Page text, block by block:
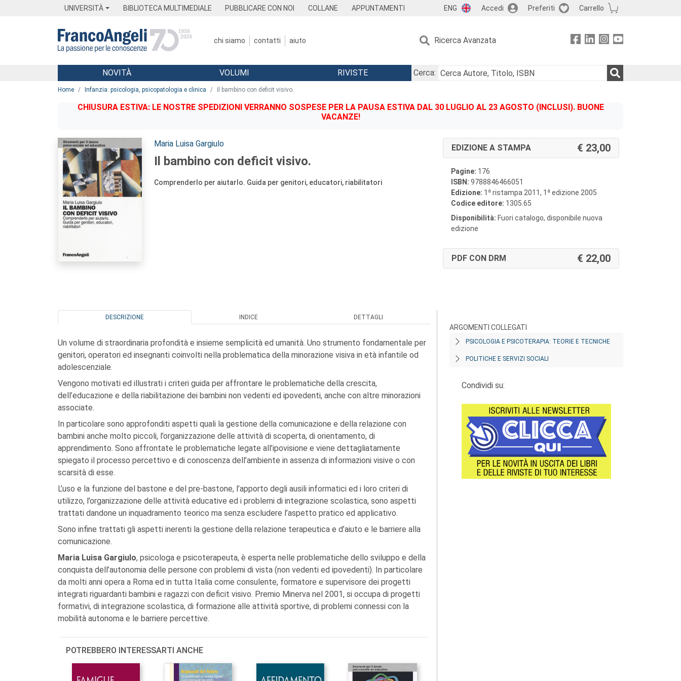
UNIVERSITÀ BIBLIOTECA MULTIMEDIALE PUBBLICARE CON NOI COLLANE APPUNTAMENTI ENG Accedi Preferiti Carrello
chi siamo contatti aiuto Ricerca Avanzata
Menu
NOVITÀ VOLUMI RIVISTE
Cerca:
Home Infanzia: psicologia, psicopatologia e clinica Il bambino con deficit visivo.
CHIUSURA ESTIVA: LE NOSTRE SPEDIZIONI VERRANNO SOSPESE PER LA PAUSA ESTIVA DAL 30 LUGLIO AL 23 AGOSTO (INCLUSI). BUONE
VACANZE!
Autori:
Maria Luisa Gargiulo
Il bambino con deficit visivo.
Comprenderlo per aiutarlo. Guida per genitori, educatori, riabilitatori
EDIZIONE A STAMPA 23,00
Pagine: 176
ISBN: 9788846466051
Edizione: 1 a ristampa 2011, 1 a edizione 2005
Codice editore: 1305.65
Disponibilità: Fuori catalogo, disponibile nuova
edizione
PDF CON DRM 22,00
DESCRIZIONE INDICE DETTAGLI
Un volume di straordinaria profondità e insieme semplicità ed umanità. Uno strumento fondamentale per
genitori, operatori ed insegnanti coinvolti nella problematica della minorazione visiva in età infantile od
adolescenziale.
Vengono motivati ed illustrati i criteri guida per affrontare le problematiche della crescita,
dell’educazione e della riabilitazione dei bambini non vedenti ed ipovedenti, anche con altre minorazioni
associate.
In particolare sono approfonditi aspetti quali la gestione della comunicazione e della relazione con
bambini anche molto piccoli, l’organizzazione delle attività di scoperta, di orientamento, di
apprendimento. Sono affrontate le problematiche legate all’ipovisione e viene dettagliatamente
spiegato il processo percettivo e di conoscenza dell’ambiente in assenza di informazioni visive o con
scarsità di esse.
L’uso e la funzione del bastone e del pre-bastone, l’apporto degli ausili informatici ed i loro criteri di
utilizzo, l’organizzazione delle attività educative ed i problemi di integrazione scolastica, sono aspetti
trattati dandone un inquadramento teorico ma senza escludere l’aspetto pratico ed applicativo.
Sono infine trattati gli aspetti inerenti la gestione della relazione terapeutica e d’aiuto e le barriere alla
comunicazione.
Maria Luisa Gargiulo, psicologa e psicoterapeuta, è esperta nelle problematiche dello sviluppo e della
conquista dell’autonomia delle persone con problemi di vista (non vedenti ed ipovedenti). In particolare
da molti anni opera a Roma ed in tutta Italia come consulente, formatore e supervisore dei progetti
integrati riguardanti bambini e ragazzi con deficit visivo. Premio Minerva nel 2001, si occupa di progetti
formativi, di integrazione scolastica, di formazione alle attività sportive, di problemi connessi con la
mobilità autonoma e le barriere percettive.
POTREBBERO INTERESSARTI ANCHE
ARGOMENTI COLLEGATI
PSICOLOGIA E PSICOTERAPIA: TEORIE E TECNICHE
POLITICHE E SERVIZI SOCIALI
Condividi su: